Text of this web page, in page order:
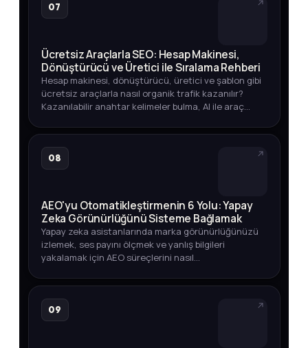
07
Ücretsiz Araçlarla SEO: Hesap Makinesi,
Dönüştürücü ve Üretici ile Sıralama Rehberi
Hesap makinesi, dönüştürücü, üretici ve şablon gibi
ücretsiz araçlarla nasıl organik trafik kazanılır?
Kazanılabilir anahtar kelimeler bulma, AI ile araç
08
AEO'yu Otomatikleştirmenin 6 Yolu: Yapay
Zeka Görünürlüğünü Sisteme Bağlamak
Yapay zeka asistanlarında marka görünürlüğünüzü
izlemek, ses payını ölçmek ve yanlış bilgileri
yakalamak için AEO süreçlerini nasıl
09